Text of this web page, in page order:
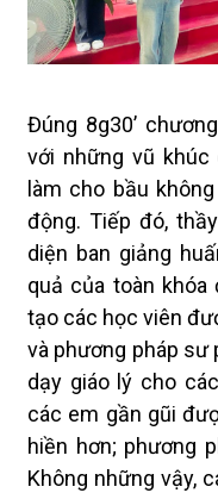
Đúng 8g30’
với những vũ
làm cho bầu
động. Tiếp đó,
diện ban giảng
quả của toàn khóa
tạo các học viên
và phương pháp sư
dạy giáo lý cho
các em gần gũi
hiền hơn; phương
Không những vậy,